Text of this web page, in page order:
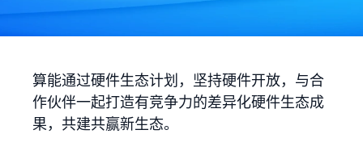
算能通过硬件生态计划，坚持硬件开放，与合
作伙伴一起打造有竞争力的差异化硬件生态成
果，共建共赢新生态。